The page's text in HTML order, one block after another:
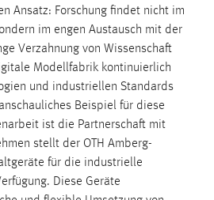
Ansatz: Forschung findet nicht im
im engen Austausch mit der
Verzahnung von Wissenschaft
Modellfabrik kontinuierlich
und industriellen Standards
Beispiel für diese
ist die Partnerschaft mit
stellt der OTH Amberg-
für die industrielle
Diese Geräte
mibew_locale, mibew-
Chatfunktion nutzen zu können.